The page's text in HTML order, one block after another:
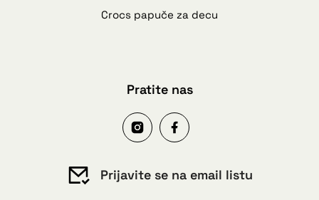
Crocs papuče za decu
Pratite nas
Prijavite se na email listu